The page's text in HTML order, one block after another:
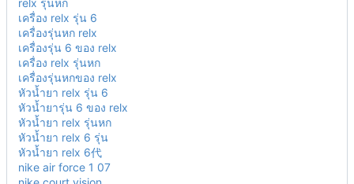
relx รุ่นหก
เครื่อง relx รุ่น 6
เครื่องรุ่นหก relx
เครื่องรุ่น 6 ของ relx
เครื่อง relx รุ่นหก
เครื่องรุ่นหกของ relx
หัวน้ำยา relx รุ่น 6
หัวน้ำยารุ่น 6 ของ relx
หัวน้ำยา relx รุ่นหก
หัวน้ำยา relx 6 รุ่น
หัวน้ำยา relx 6代
nike air force 1 07